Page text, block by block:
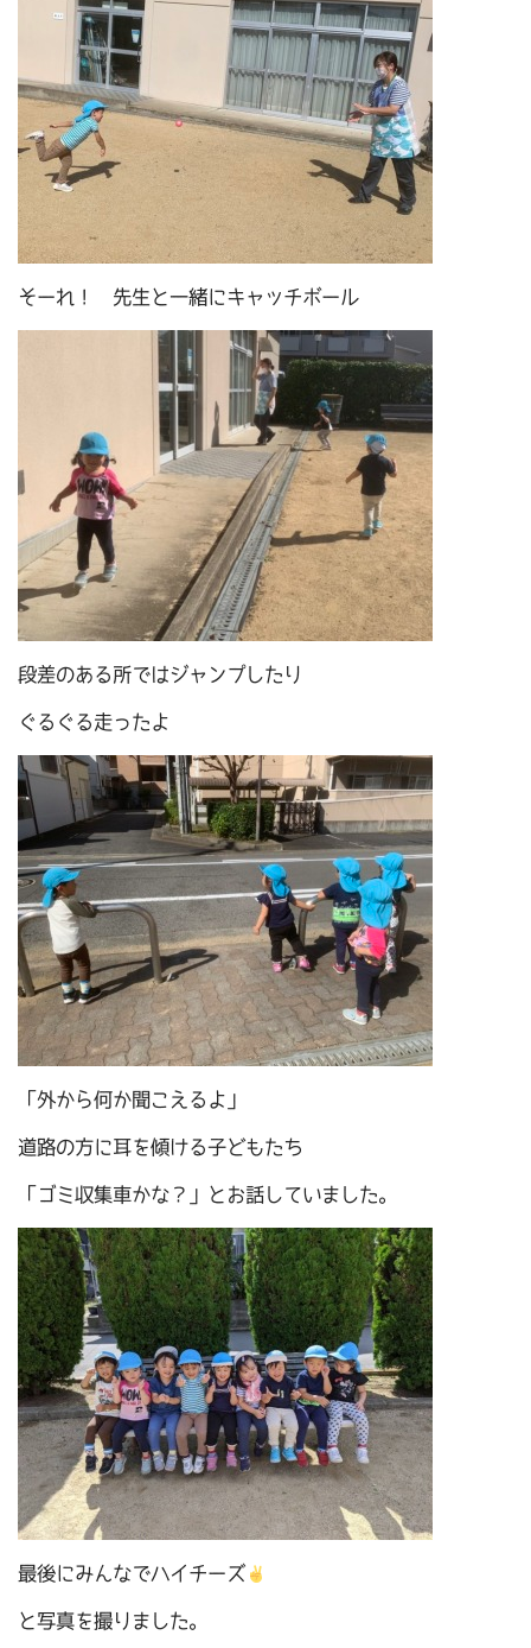
そーれ！ 先生と一緒にキャッチボール
段差のある所ではジャンプしたり
ぐるぐる走ったよ
「外から何か聞こえるよ」
道路の方に耳を傾ける子どもたち
「ゴミ収集車かな？」とお話していました。
最後にみんなでハイチーズ
と写真を撮りました。